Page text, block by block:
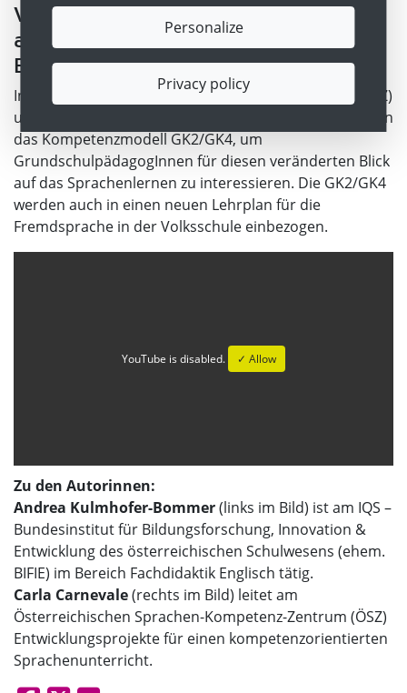
Video Lecture zum veränderten Blick
auf den kompetenzorientierten
Englischunterricht in der VS
In folgender Video Lecture bieten Carla Carnevale (ÖSZ)
und Andrea Kulmhofer-Bommer (BIFIE) einen Einblick in
das Kompetenzmodell GK2/GK4, um
GrundschulpädagogInnen für diesen veränderten Blick
auf das Sprachenlernen zu interessieren. Die GK2/GK4
werden auch in einen neuen Lehrplan für die
Fremdsprache in der Volksschule einbezogen.
YouTube is disabled. ✓ Allow
Zu den Autorinnen:
Andrea Kulmhofer-Bommer(links im Bild) ist am IQS –
Bundesinstitut für Bildungsforschung, Innovation &
Entwicklung des österreichischen Schulwesens (ehem.
BIFIE) im Bereich Fachdidaktik Englisch tätig.
Carla Carnevale(rechts im Bild) leitet am
Österreichischen Sprachen-Kompetenz-Zentrum (ÖSZ)
Entwicklungsprojekte für einen kompetenzorientierten
Sprachenunterricht.
Personalize
Privacy policy